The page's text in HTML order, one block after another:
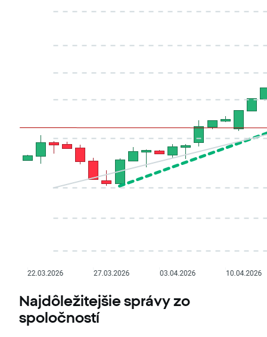
Najdôležitejšie správy zo
spoločností